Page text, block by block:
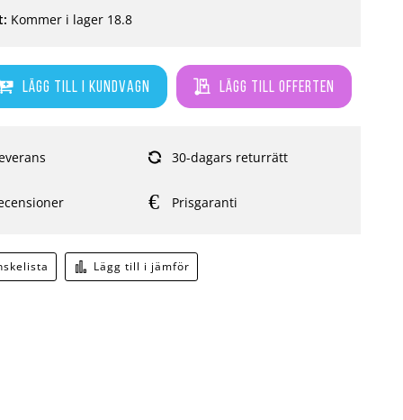
Lägg till i kundvagn Lägg till offerten
Lägg till i jämför
Kommer i lager 18.8
30-dagars returrätt
Prisgaranti